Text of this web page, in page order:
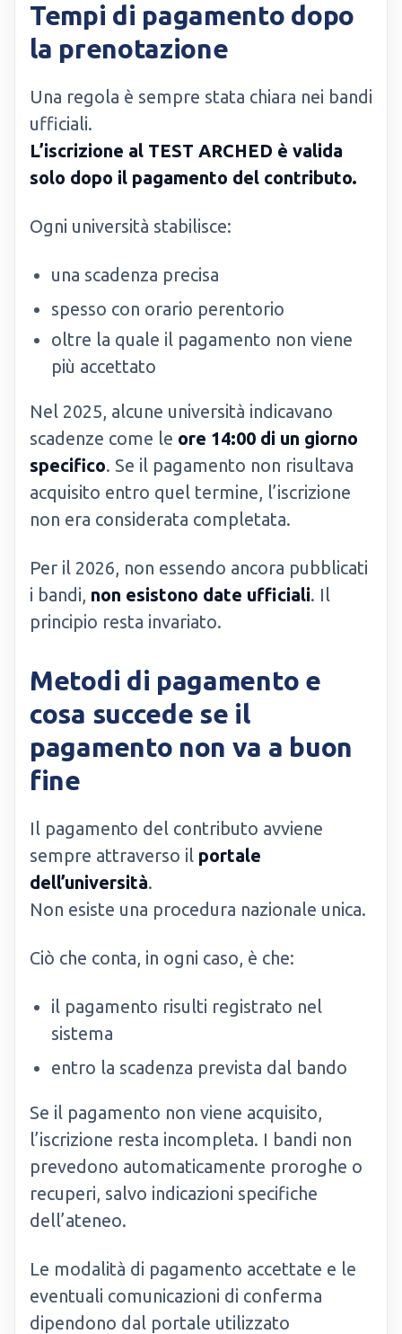
Tempi di pagamento dopo
la prenotazione
Una regola è sempre stata chiara nei bandi
ufficiali.
L’iscrizione al TEST ARCHED è valida
solo dopo il pagamento del contributo.
Ogni università stabilisce:
una scadenza precisa
spesso con orario perentorio
oltre la quale il pagamento non viene
più accettato
Nel 2025, alcune università indicavano
scadenze come le ore 14:00 di un giorno
specifico. Se il pagamento non risultava
acquisito entro quel termine, l’iscrizione
non era considerata completata.
Per il 2026, non essendo ancora pubblicati
i bandi, non esistono date ufficiali. Il
principio resta invariato.
Metodi di pagamento e
cosa succede se il
pagamento non va a buon
fine
Il pagamento del contributo avviene
sempre attraverso il portale
dell’università.
Non esiste una procedura nazionale unica.
Ciò che conta, in ogni caso, è che:
il pagamento risulti registrato nel
sistema
entro la scadenza prevista dal bando
Se il pagamento non viene acquisito,
l’iscrizione resta incompleta. I bandi non
prevedono automaticamente proroghe o
recuperi, salvo indicazioni specifiche
dell’ateneo.
Le modalità di pagamento accettate e le
eventuali comunicazioni di conferma
dipendono dal portale utilizzato